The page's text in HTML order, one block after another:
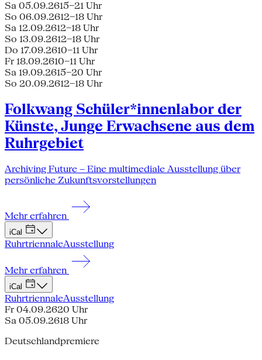
Sa 05.09.2615–21 Uhr
So 06.09.2612–18 Uhr
Sa 12.09.2612–18 Uhr
So 13.09.2612–18 Uhr
Do 17.09.2610–11 Uhr
Fr 18.09.2610–11 Uhr
Sa 19.09.2615–20 Uhr
So 20.09.2612–18 Uhr
Folkwang Schüler*innenlabor der
Künste, Junge Erwachsene aus dem
Ruhrgebiet
Archiving Future – Eine multimediale Ausstellung über
persönliche Zukunftsvorstellungen
Mehr erfahren
iCal
RuhrtriennaleAusstellung
Mehr erfahren
iCal
RuhrtriennaleAusstellung
Fr 04.09.2620 Uhr
Sa 05.09.2618 Uhr
Deutschlandpremiere